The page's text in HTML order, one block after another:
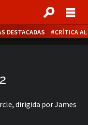
DESTACADAS CRÍTICA
dirigida por James